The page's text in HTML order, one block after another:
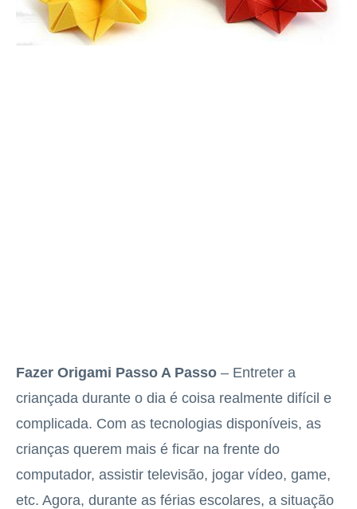
Fazer Origami Passo A Passo – Entreter a
criançada durante o dia é coisa realmente difícil e
complicada. Com as tecnologias disponíveis, as
crianças querem mais é ficar na frente do
computador, assistir televisão, jogar vídeo, game,
etc. Agora, durante as férias escolares, a situação